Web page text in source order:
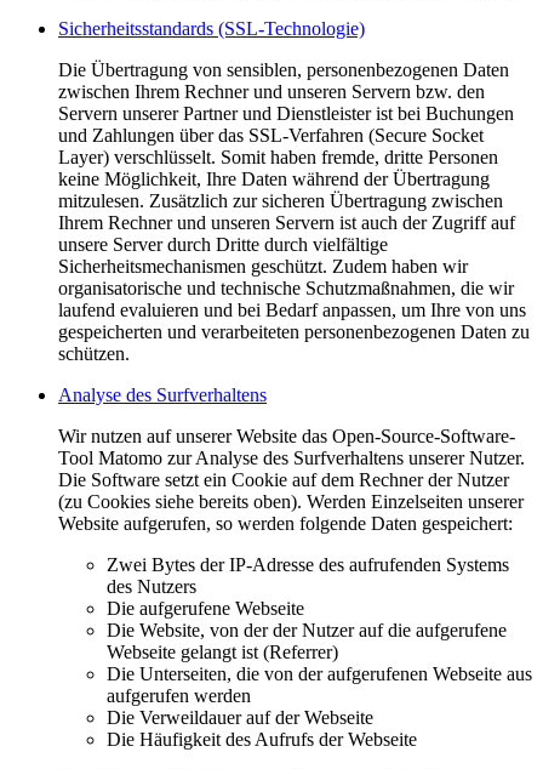
Sicherheitsstandards (SSL-Technologie)
Die Übertragung von sensiblen, personenbezogenen Daten
zwischen Ihrem Rechner und unseren Servern bzw. den
Servern unserer Partner und Dienstleister ist bei Buchungen
und Zahlungen über das SSL-Verfahren (Secure Socket
Layer) verschlüsselt. Somit haben fremde, dritte Personen
keine Möglichkeit, Ihre Daten während der Übertragung
mitzulesen. Zusätzlich zur sicheren Übertragung zwischen
Ihrem Rechner und unseren Servern ist auch der Zugriff auf
unsere Server durch Dritte durch vielfältige
Sicherheitsmechanismen geschützt. Zudem haben wir
organisatorische und technische Schutzmaßnahmen, die wir
laufend evaluieren und bei Bedarf anpassen, um Ihre von uns
gespeicherten und verarbeiteten personenbezogenen Daten zu
schützen.
Analyse des Surfverhaltens
Wir nutzen auf unserer Website das Open-Source-Software-
Tool Matomo zur Analyse des Surfverhaltens unserer Nutzer.
Die Software setzt ein Cookie auf dem Rechner der Nutzer
(zu Cookies siehe bereits oben). Werden Einzelseiten unserer
Website aufgerufen, so werden folgende Daten gespeichert:
Zwei Bytes der IP-Adresse des aufrufenden Systems
des Nutzers
Die aufgerufene Webseite
Die Website, von der der Nutzer auf die aufgerufene
Webseite gelangt ist (Referrer)
Die Unterseiten, die von der aufgerufenen Webseite aus
aufgerufen werden
Die Verweildauer auf der Webseite
Die Häufigkeit des Aufrufs der Webseite